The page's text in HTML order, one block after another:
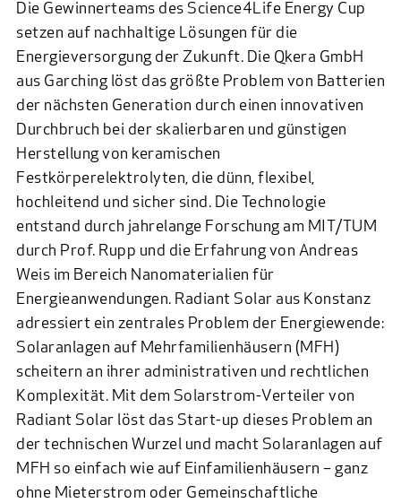
Die Gewinnerteams des Science4Life Energy Cup
setzen auf nachhaltige Lösungen für die
Energieversorgung der Zukunft. Die Qkera GmbH
aus Garching löst das größte Problem von Batterien
der nächsten Generation durch einen innovativen
Durchbruch bei der skalierbaren und günstigen
Herstellung von keramischen
Festkörperelektrolyten, die dünn, flexibel,
hochleitend und sicher sind. Die Technologie
entstand durch jahrelange Forschung am MIT/TUM
durch Prof. Rupp und die Erfahrung von Andreas
Weis im Bereich Nanomaterialien für
Energieanwendungen. Radiant Solar aus Konstanz
adressiert ein zentrales Problem der Energiewende:
Solaranlagen auf Mehrfamilienhäusern (MFH)
scheitern an ihrer administrativen und rechtlichen
Komplexität. Mit dem Solarstrom-Verteiler von
Radiant Solar löst das Start-up dieses Problem an
der technischen Wurzel und macht Solaranlagen auf
MFH so einfach wie auf Einfamilienhäusern – ganz
ohne Mieterstrom oder Gemeinschaftliche